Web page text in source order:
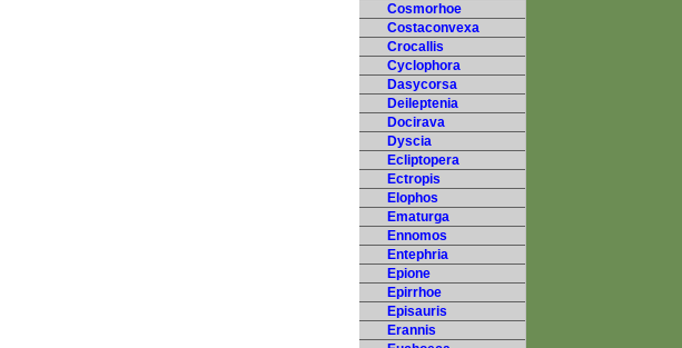
Cosmorhoe
Costaconvexa
Crocallis
Cyclophora
Dasycorsa
Deileptenia
Docirava
Dyscia
Ecliptopera
Ectropis
Elophos
Ematurga
Ennomos
Entephria
Epione
Epirrhoe
Episauris
Erannis